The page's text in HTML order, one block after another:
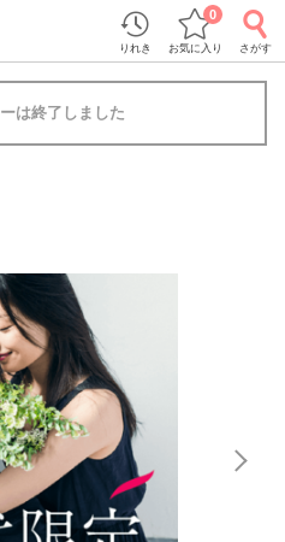
りれき お気に入り
0
さがす
は終了しました